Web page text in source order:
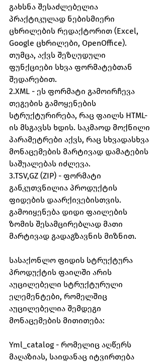
გახსნა შესაძლებელია
პრაქტიკულად ნებისმიერი
ცხრილების რედაქტორით (Excel,
Google ცხრილები, OpenOffice).
თუმცა, აქვს შეზღუდული
ფუნქციები სხვა ფორმატებთან
შედარებით.
2.XML - ეს ფორმატი გამოირჩევა
თეგების გამოყენების
სტრუქტურირება, რაც ფაილს HTML-
ის მსგავსს ხდის. საკმაოდ მოქნილი
პარამეტრები აქვს, რაც სხვადასხვა
მონაცემების მარტივად დამატების
საშუალებას იძლევა.
3.TSV,GZ (ZIP) - ფორმატი
განკუთვნილია პროდუქტის
ფიდების დაარქივებისთვის.
გამოიყენება დიდი ფაილების
ზომის შესამცირებლად მათი
მარტივად გადაგზავნის მიზნით.
სასაქონლო ფიდის სტრუქტურა
პროდუქტის ფაილში არის
აუცილებელი სტრუქტურული
ელემენტები, რომელშიც
აუცილებელია შემდეგი
მონაცემების მითითება:
Yml_catalog - რომელიც აღწერს
მაღაზიას, საიდანაც იტვირთება